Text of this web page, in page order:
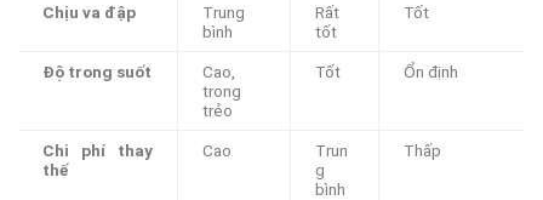
Chịu va đập
Trung
bình
Rất
tốt
Tốt
Độ trong suốt
Cao,
trong
trẻo
Tốt Ổn định
Chi phí thay
thế
Cao
Trun
g
bình
Thấp